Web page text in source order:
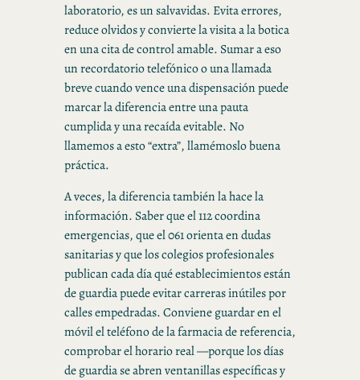
laboratorio, es un salvavidas. Evita errores,
reduce olvidos y convierte la visita a la botica
en una cita de control amable. Sumar a eso
un recordatorio telefónico o una llamada
breve cuando vence una dispensación puede
marcar la diferencia entre una pauta
cumplida y una recaída evitable. No
llamemos a esto “extra”, llamémoslo buena
práctica.
A veces, la diferencia también la hace la
información. Saber que el 112 coordina
emergencias, que el 061 orienta en dudas
sanitarias y que los colegios profesionales
publican cada día qué establecimientos están
de guardia puede evitar carreras inútiles por
calles empedradas. Conviene guardar en el
móvil el teléfono de la farmacia de referencia,
comprobar el horario real —porque los días
de guardia se abren ventanillas específicas y